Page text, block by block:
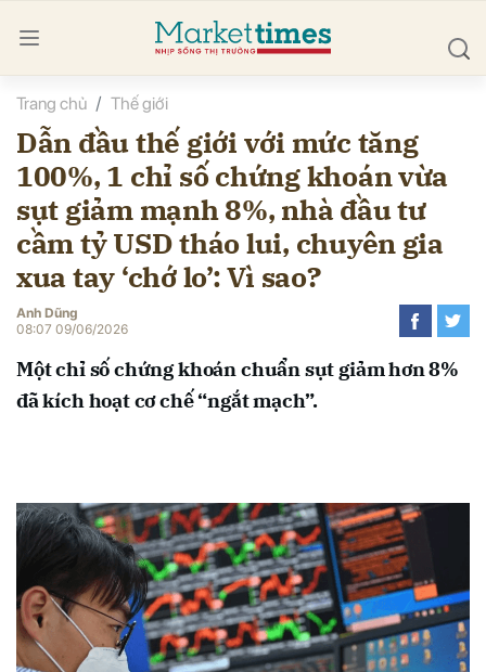
Trang chủ Thế giới
Dẫn đầu thế giới với mức tăng
100%, 1 chỉ số chứng khoán vừa
sụt giảm mạnh 8%, nhà đầu tư
cầm tỷ USD tháo lui, chuyên gia
xua tay ‘chớ lo’: Vì sao?
Anh Dũng
08:07 09/06/2026
Một chỉ số chứng khoán chuẩn sụt giảm hơn 8%
đã kích hoạt cơ chế “ngắt mạch”.
luận